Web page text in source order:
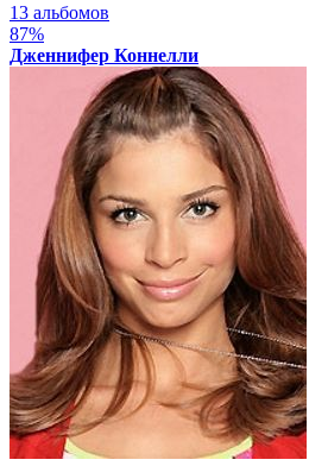
13 альбомов
87%
Дженнифер Коннелли